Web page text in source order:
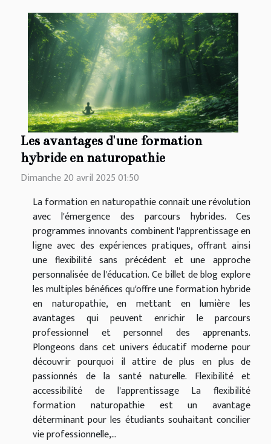
Les avantages d'une formation
hybride en naturopathie
Dimanche 20 avril 2025 01:50
La formation en naturopathie connait une révolution
avec l'émergence des parcours hybrides. Ces
programmes innovants combinent l'apprentissage en
ligne avec des expériences pratiques, offrant ainsi
une flexibilité sans précédent et une approche
personnalisée de l'éducation. Ce billet de blog explore
les multiples bénéfices qu'offre une formation hybride
en naturopathie, en mettant en lumière les
avantages qui peuvent enrichir le parcours
professionnel et personnel des apprenants.
Plongeons dans cet univers éducatif moderne pour
découvrir pourquoi il attire de plus en plus de
passionnés de la santé naturelle. Flexibilité et
accessibilité de l'apprentissage La flexibilité
formation naturopathie est un avantage
déterminant pour les étudiants souhaitant concilier
vie professionnelle,...